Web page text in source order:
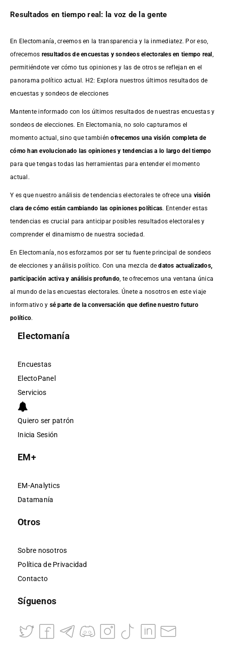
Resultados en tiempo real: la voz de la gente
En Electomanía, creemos en la transparencia y la inmediatez. Por eso,
ofrecemos resultados deencuestas y sondeos electorales en tiempo real
permitiéndote ver cómo tus opiniones y las de otros se reflejan en el
panorama político actual. H2: Explora nuestros últimos resultados de
encuestas y sondeos de elecciones
Mantente informado con los últimos resultados de nuestras encuestasy
sondeos de elecciones. En Electomania, no solo capturamos el
momento actual, sino que tambiénofrecemos una visión completa de
cómo han evolucionado las opiniones y tendencias a lo largo del tiempo
para que tengas todas las herramientas para entender el momento
actual.
Y es que nuestro análisis de tendencias electorales te ofrece una visión
clara de cómo están cambiando las opiniones políticas. Entender estas
tendencias es crucial para anticipar posibles resultados electorales y
comprender el dinamismo de nuestra sociedad.
En Electomanía, nos esforzamos por ser tu fuente principal de sondeos
de elecciones y análisis político. Con una mezcla dedatos actualizados,
participación activa y análisis profundo , te ofrecemos una ventana única
al mundo de las encuestas electorales. Únete a nosotros en este viaje
informativo y sé parte de la conversación que define nuestro futuro
político.
Electomanía
Encuestas
ElectoPanel
Servicios
Quiero ser patrón
Inicia Sesión
EM+
EM-Analytics
Datamanía
Otros
Sobre nosotros
Política de Privacidad
Contacto
Síguenos